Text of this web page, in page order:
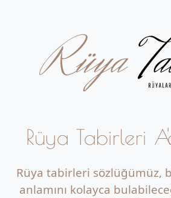
Rüya Tabirleri
Rüya tabirleri sözlüğümüz,
anlamını kolayca